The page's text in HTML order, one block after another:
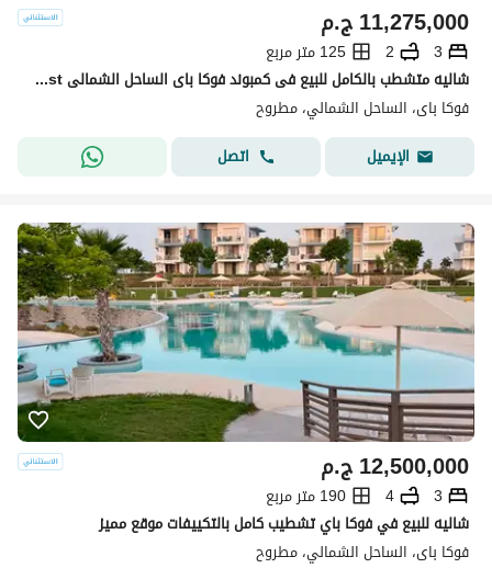
ج.م11,275,000
3
2
125 متر مربع
شاليه متشطب بالكامل للبيع فى كمبوند فوكا باى الساحل الشمالى Fouka Bay North coast فى موقع متميز فيو على اللاجون مباشرة جاهزة على الاستلام الفورى
فوكا باى، الساحل الشمالي، مطروح
الإيميل
اتصل
ج.م12,500,000
3
4
190 متر مربع
شاليه للبيع في فوكا باي تشطيب كامل بالتكييفات موقع مميز
فوكا باى، الساحل الشمالي، مطروح